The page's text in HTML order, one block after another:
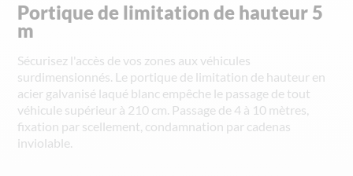
Portique de limitation de hauteur 5
m
Sécurisez l'accès de vos zones aux véhicules
surdimensionnés. Le portique de limitation de hauteur en
acier galvanisé laqué blanc empêche le passage de tout
véhicule supérieur à 210 cm. Passage de 4 à 10 mètres,
fixation par scellement, condamnation par cadenas
inviolable.